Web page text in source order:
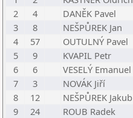
2
4 DANĚK Pavel
3
8 NEŠPŮREK Jan
4
57 OUTULNÝ Pavel
5
9 KVAPIL Petr
6
6 VESELÝ Emanuel
7
3 NOVÁK Jiří
8
12 NEŠPŮREK Jakub
9
24 ROUB Radek